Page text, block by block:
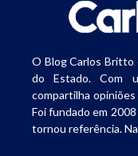
O Blog Carlos Britto
do Estado. Com
compartilha
Foi fundado em
tornou referência.